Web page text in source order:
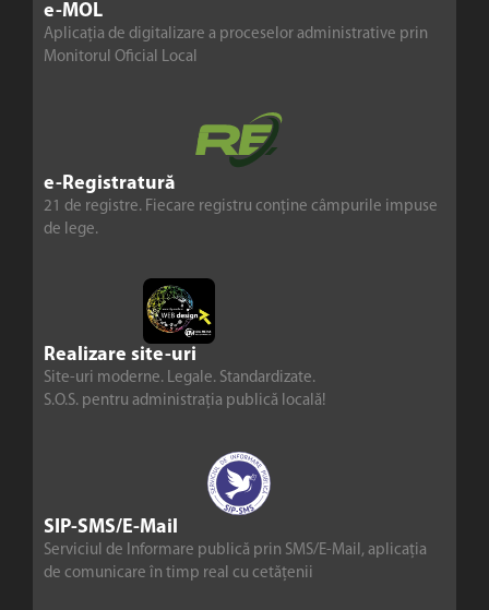
e-MOL
Aplicația de digitalizare a proceselor administrative prin
Monitorul Oficial Local
e-Registratură
21 de registre. Fiecare registru conține câmpurile impuse
de lege.
Realizare site-uri
Site-uri moderne. Legale. Standardizate.
S.O.S. pentru administrația publică locală!
SIP-SMS/E-Mail
Serviciul de Informare publică prin SMS/E-Mail, aplicația
de comunicare în timp real cu cetățenii